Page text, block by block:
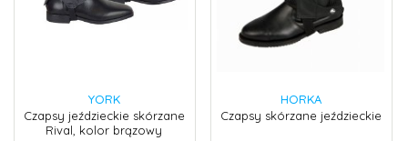
YORK
Czapsy jeździeckie skórzane
Rival, kolor brązowy
HORKA
Czapsy skórzane jeździeckie